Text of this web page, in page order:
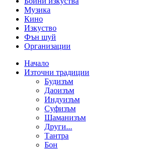
Музика
Кино
Изкуство
Фън шуй
Организации
Начало
Източни традиции
Будизъм
Даоизъм
Индуизъм
Суфизъм
Шаманизъм
Други...
Тантра
Бон